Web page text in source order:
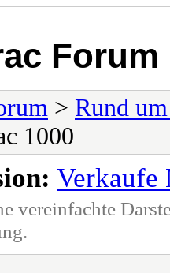
Forum
> Rund
1000
Verkaufe
vereinfachte